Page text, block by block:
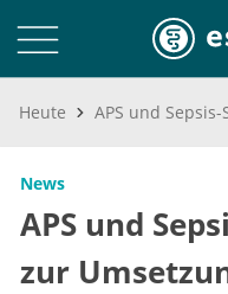
Heute
News
APS und
zur